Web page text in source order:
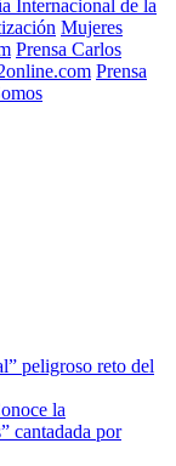
Internacional de la
Mujeres
Prensa Carlos
Prensa
peligroso reto del
la
cantadada por